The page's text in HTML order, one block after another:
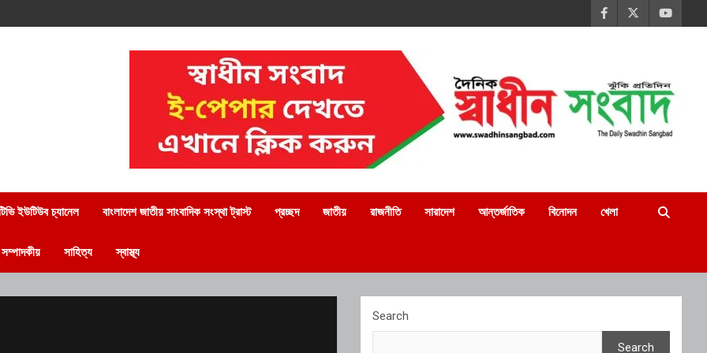
ইউটিউব চ্যানেল বাংলাদেশ জাতীয় সাংবাদিক সংস্থা ট্রাস্ট প্রচ্ছদ জাতীয় রাজনীতি সারাদেশ আন্তর্জাতিক বিনোদন খেলা
সম্পাদকীয় সাহিত্য স্বাস্থ্য
Search
Search